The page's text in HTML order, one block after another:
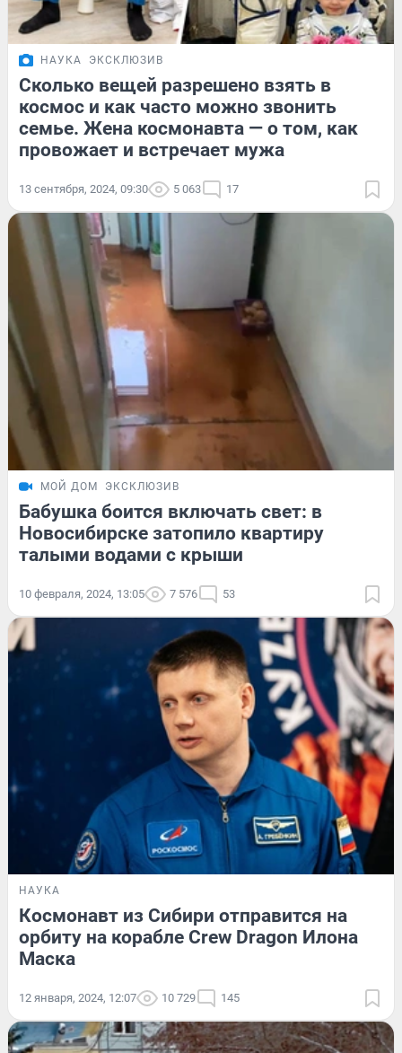
НАУКА ЭКСКЛЮЗИВ
Сколько вещей разрешено взять в
космос и как часто можно звонить
семье. Жена космонавта — о том, как
провожает и встречает мужа
13 сентября, 2024, 09:30 5 063 17
МОЙ ДОМ ЭКСКЛЮЗИВ
Бабушка боится включать свет: в
Новосибирске затопило квартиру
талыми водами с крыши
10 февраля, 2024, 13:05 7 576 53
НАУКА
Космонавт из Сибири отправится на
орбиту на корабле Crew Dragon Илона
Маска
12 января, 2024, 12:07 10 729 145